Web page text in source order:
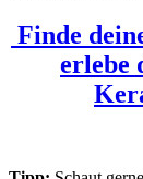
Finde
erlebe